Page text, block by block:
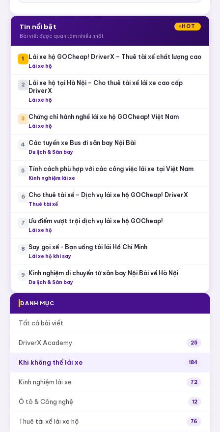
Tin nổi bật
HOT
Bài viết được quan tâm nhiều nhất
1 Lái xe hộ GOCheap! DriverX – Thuê tài xế chất lượng cao
Lái xe hộ
2 Lái xe hộ tại Hà Nội – Cho thuê tài xế lái xe cao cấp
DriverX
Lái xe hộ
3 Chứng chỉ hành nghề lái xe hộ GOCheap! Việt Nam
Lái xe hộ
4 Các tuyến xe Bus đi sân bay Nội Bài
Du lịch & Sân bay
5 Tính cách phù hợp với các công việc lái xe tại Việt Nam
Kinh nghiệm lái xe
6 Cho thuê tài xế – Dịch vụ lái xe hộ GOCheap! DriverX
Thuê tài xế
7 Ưu điểm vượt trội dịch vụ lái xe hộ GOCheap!
Lái xe hộ
8 Say gọi xế - Bạn uống tôi lái Hồ Chí Minh
Lái xe hộ khi say
9 Kinh nghiệm di chuyển từ sân bay Nội Bài về Hà Nội
Du lịch & Sân bay
DANH MỤC
Tất cả bài viết
DriverX Academy 25
Khi không thể lái xe 184
Kinh nghiệm lái xe 72
Ô tô & Công nghệ 12
Thuê tài xế lái xe hộ 76